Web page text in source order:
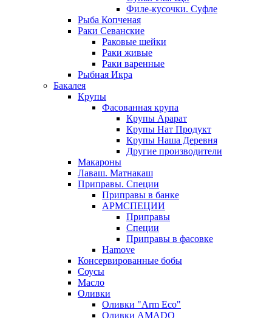
Филе-кусочки. Суфле
Рыба Копченая
Раки Севанские
Раковые шейки
Раки живые
Раки варенные
Рыбная Икра
Бакалея
Крупы
Фасованная крупа
Крупы Арарат
Крупы Нат Продукт
Крупы Наша Деревня
Другие производители
Макароны
Лаваш. Матнакаш
Приправы. Специи
Приправы в банке
АРМСПЕЦИИ
Приправы
Специи
Приправы в фасовке
Hamove
Консервированные бобы
Соусы
Масло
Оливки
Оливки "Arm Eco"
Оливки AMADO